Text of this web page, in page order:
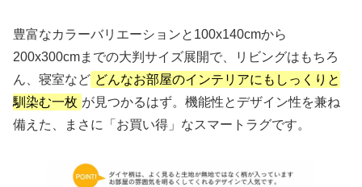
豊富なカラーバリエーションと100x140cmから
200x300cmまでの大判サイズ展開で、リビングはもちろ
ん、寝室など どんなお部屋のインテリアにもしっくりと
馴染む一枚 が見つかるはず。機能性とデザイン性を兼ね
備えた、まさに「お買い得」なスマートラグです。